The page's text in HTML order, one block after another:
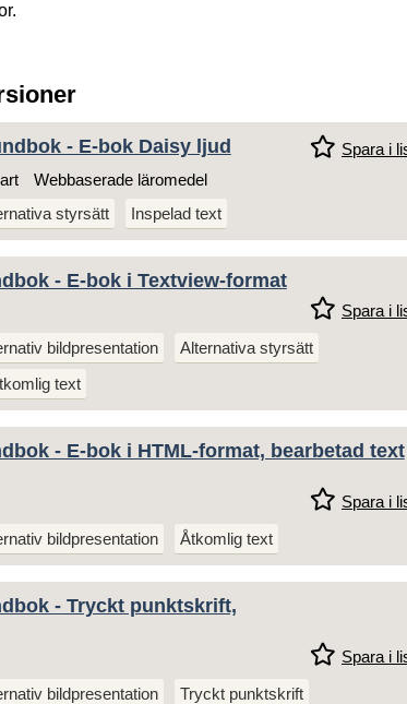
- E-bok Daisy ljud
Spara i
Webbaserade läromedel
styrsätt Inspelad text
- E-bok i Textview-format
Spara i
bildpresentation
Alternativa styrsätt
text
- E-bok i HTML-format, bearbetad text
Spara i
bildpresentation Åtkomlig text
- Tryckt punktskrift,
Spara i
bildpresentation Tryckt punktskrift